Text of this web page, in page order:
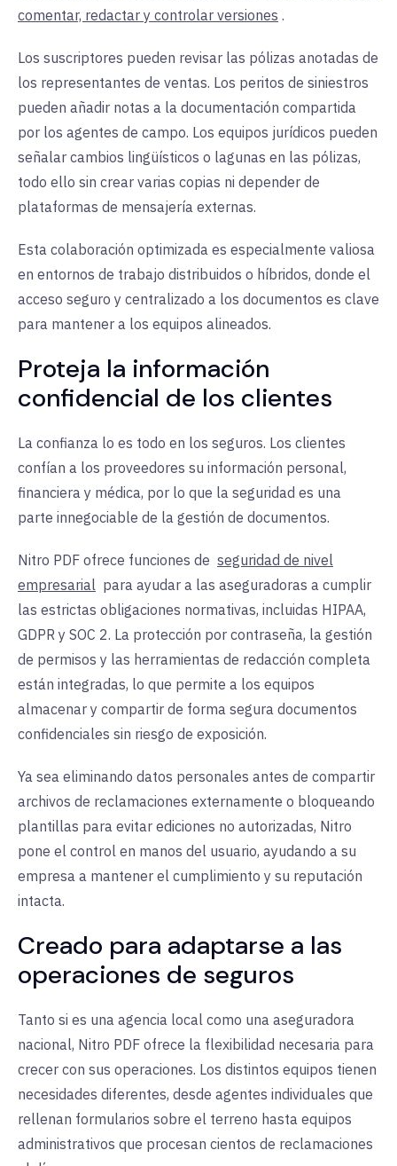
comentar, redactar y controlar versiones .
Los suscriptores pueden revisar las pólizas anotadas de
los representantes de ventas. Los peritos de siniestros
pueden añadir notas a la documentación compartida
por los agentes de campo. Los equipos jurídicos pueden
señalar cambios lingüísticos o lagunas en las pólizas,
todo ello sin crear varias copias ni depender de
plataformas de mensajería externas.
Esta colaboración optimizada es especialmente valiosa
en entornos de trabajo distribuidos o híbridos, donde el
acceso seguro y centralizado a los documentos es clave
para mantener a los equipos alineados.
Proteja la información
confidencial de los clientes
La confianza lo es todo en los seguros. Los clientes
confían a los proveedores su información personal,
financiera y médica, por lo que la seguridad es una
parte innegociable de la gestión de documentos.
Nitro PDF ofrece funciones de seguridad de nivel
empresarial para ayudar a las aseguradoras a cumplir
las estrictas obligaciones normativas, incluidas HIPAA,
GDPR y SOC 2. La protección por contraseña, la gestión
de permisos y las herramientas de redacción completa
están integradas, lo que permite a los equipos
almacenar y compartir de forma segura documentos
confidenciales sin riesgo de exposición.
Ya sea eliminando datos personales antes de compartir
archivos de reclamaciones externamente o bloqueando
plantillas para evitar ediciones no autorizadas, Nitro
pone el control en manos del usuario, ayudando a su
empresa a mantener el cumplimiento y su reputación
intacta.
Creado para adaptarse a las
operaciones de seguros
Tanto si es una agencia local como una aseguradora
nacional, Nitro PDF ofrece la flexibilidad necesaria para
crecer con sus operaciones. Los distintos equipos tienen
necesidades diferentes, desde agentes individuales que
rellenan formularios sobre el terreno hasta equipos
administrativos que procesan cientos de reclamaciones